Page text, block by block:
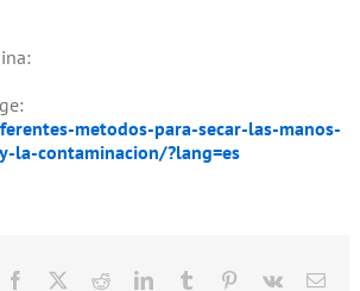
metodos-para-secar-las-manos-
la-contaminacion/?lang=es
Facebook RedditLinkedInTumblr Pinterest
Vk Email